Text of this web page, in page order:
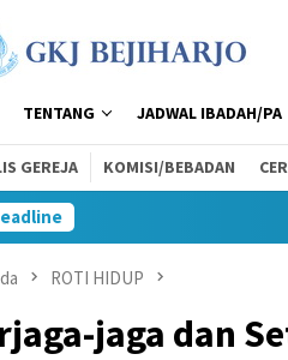
TENTANG JADWAL IBADAH/PA
GEREJA KOMISI/BEBADAN
ROTI HIDUP
jaga dan